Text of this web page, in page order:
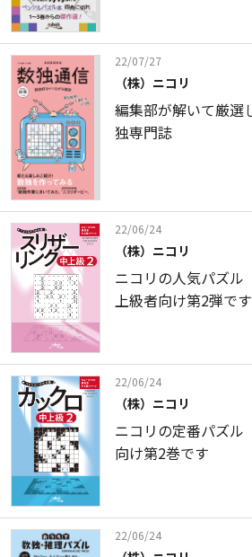
22/07/27
（株）ニコリ
編集部が解いて厳選
独専門誌
22/06/24
（株）ニコリ
ニコリの人気パズル
上級者向け第2弾です
22/06/24
（株）ニコリ
ニコリの定番パズル
向け第2巻です
22/06/24